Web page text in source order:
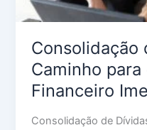
Consolidação
Caminho
Financeiro
Consolidação de